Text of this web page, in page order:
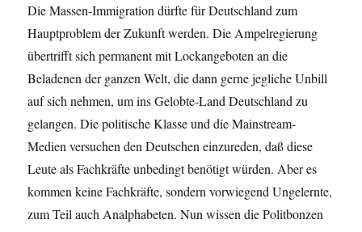
Die Massen-Immigration dürfte für Deutschland zum
Hauptproblem der Zukunft werden. Die Ampelregierung
übertrifft sich permanent mit Lockangeboten an die
Beladenen der ganzen Welt, die dann gerne jegliche Unbill
auf sich nehmen, um ins Gelobte-Land Deutschland zu
gelangen. Die politische Klasse und die Mainstream-
Medien versuchen den Deutschen einzureden, daß diese
Leute als Fachkräfte unbedingt benötigt würden. Aber es
kommen keine Fachkräfte, sondern vorwiegend Ungelernte,
zum Teil auch Analphabeten. Nun wissen die Politbonzen